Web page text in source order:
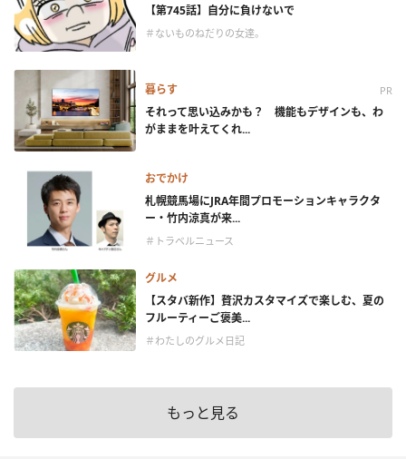
【第745話】自分に負けないで
＃ないものねだりの女達。
暮らす PR
それって思い込みかも？ 機能もデザインも、わ
がままを叶えてくれ...
おでかけ
札幌競馬場にJRA年間プロモーションキャラクタ
ー・竹内涼真が来...
＃トラベルニュース
グルメ
【スタバ新作】贅沢カスタマイズで楽しむ、夏の
フルーティーご褒美...
＃わたしのグルメ日記
もっと見る